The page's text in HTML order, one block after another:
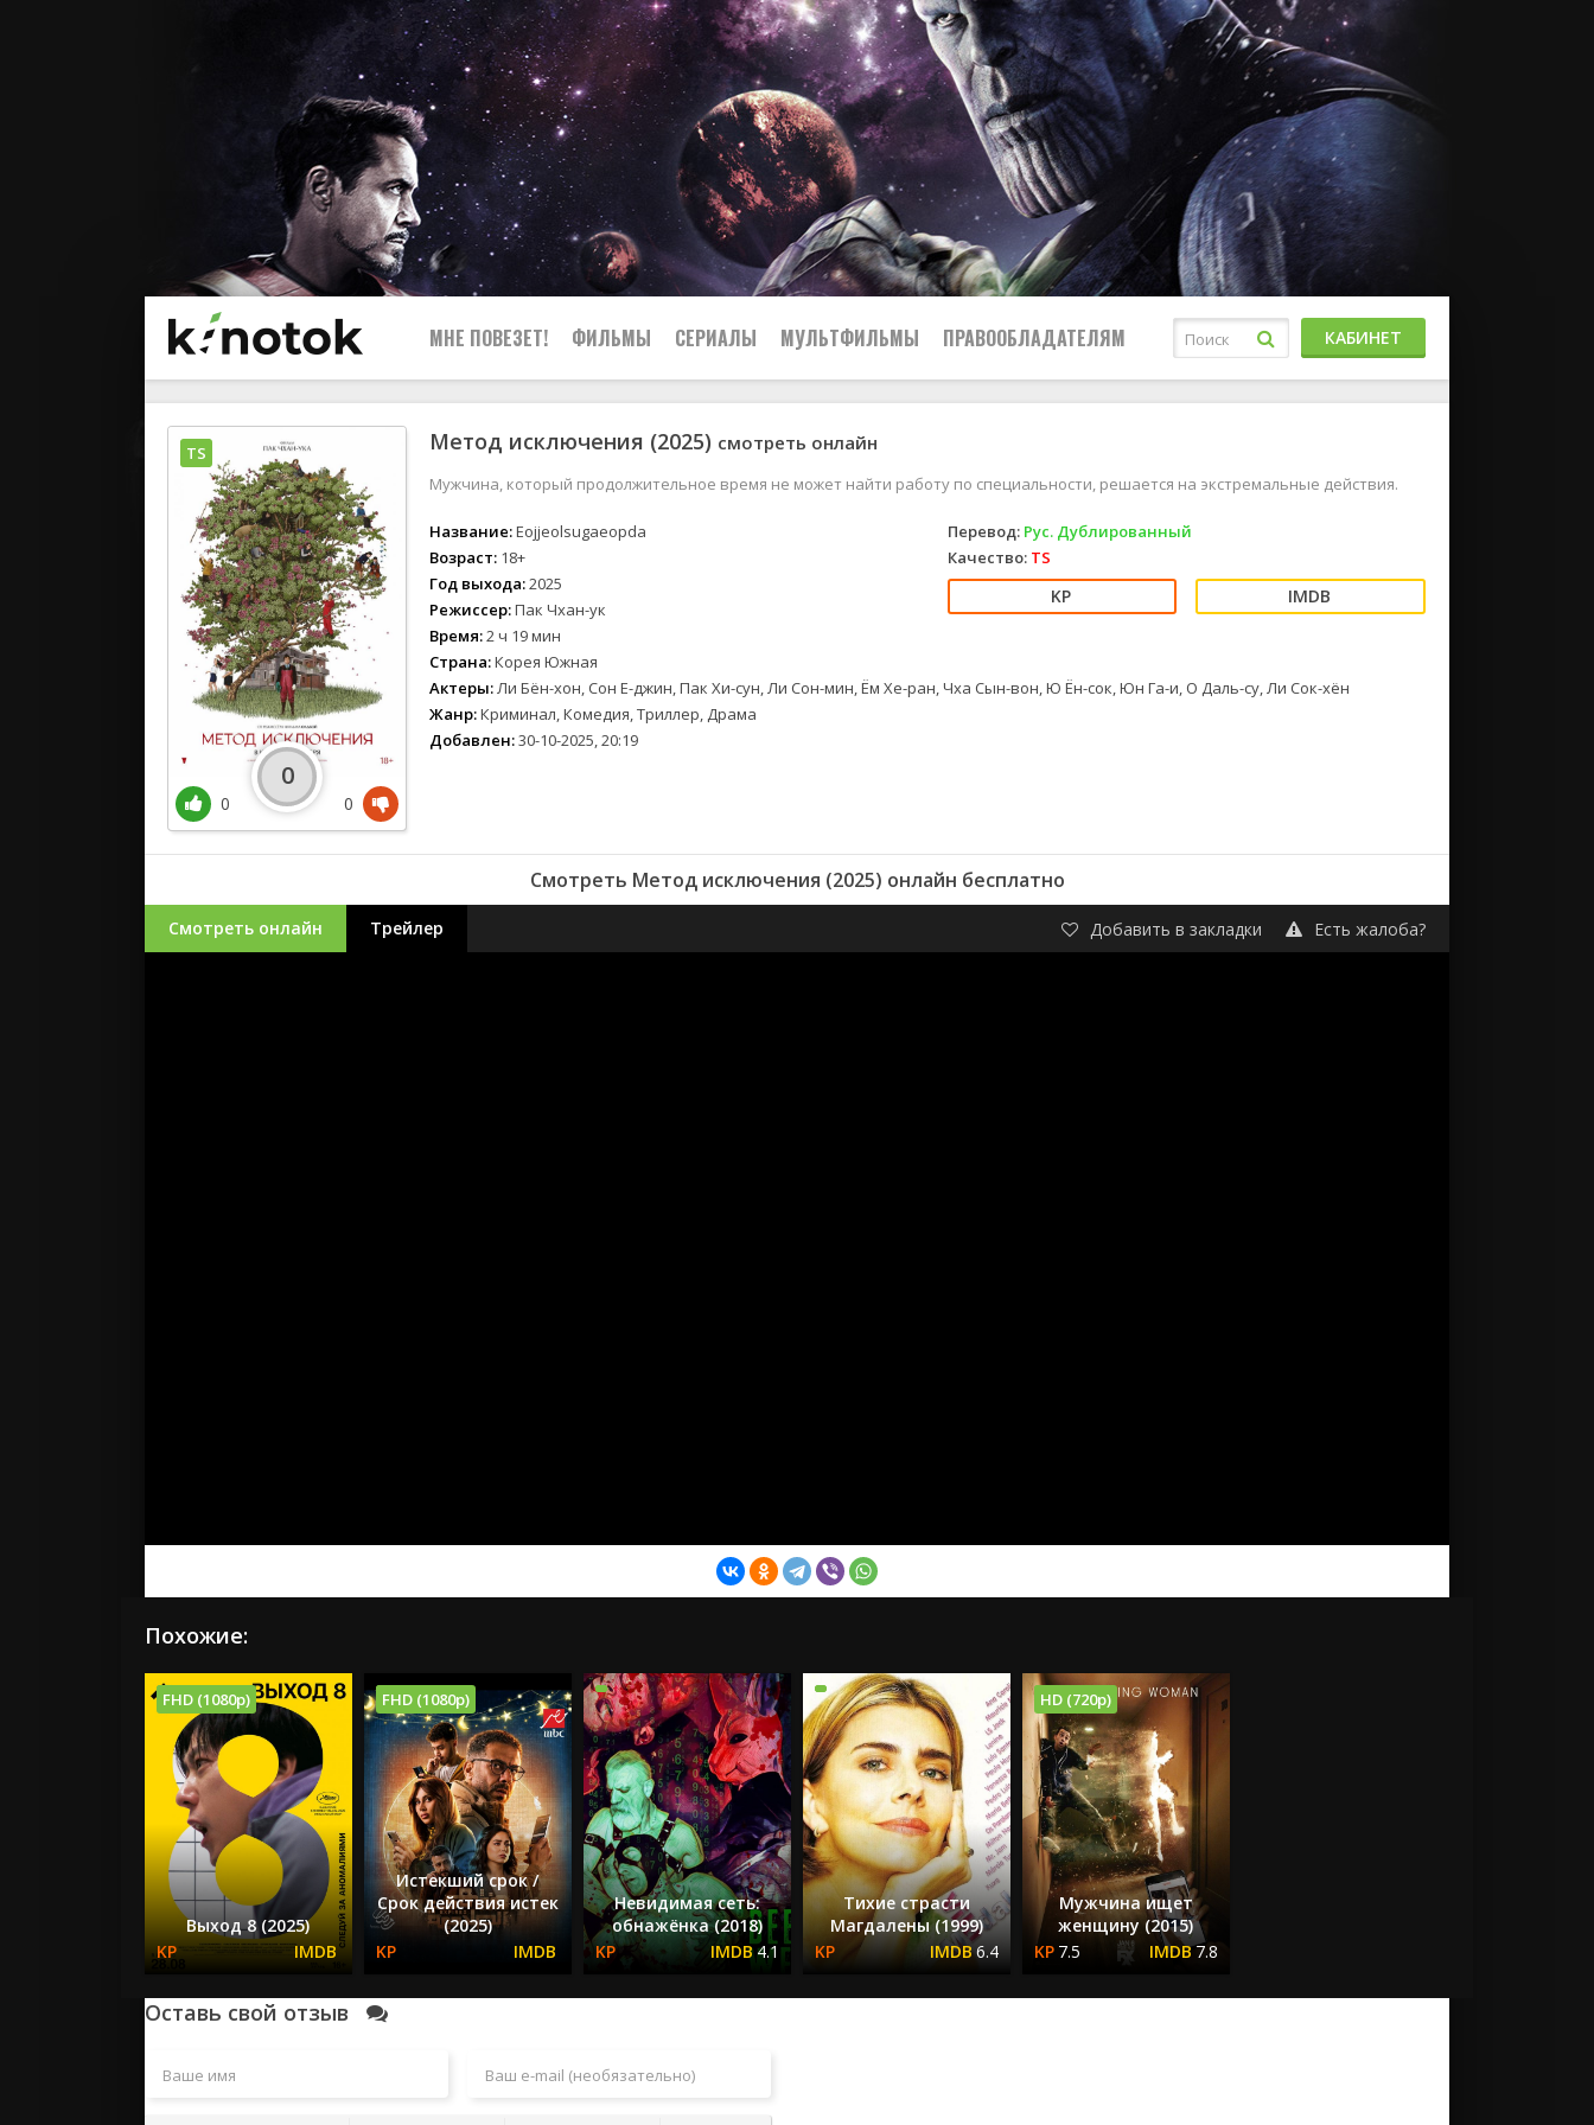
МНЕ ПОВЕЗЕТ! ФИЛЬМЫ СЕРИАЛЫ МУЛЬТФИЛЬМЫ ПРАВООБЛАДАТЕЛЯМ КАБИНЕТ
Метод исключения (2025) смотреть онлайн
Мужчина, который продолжительное время не может найти работу по специальности, решается на экстремальные действия.
Название:Eojjeolsugaeopda
Возраст: 18+
Год выхода:2025
Режиссер:Пак Чхан-ук
Время:2 ч 19 мин
Страна:Корея Южная
Перевод: Рус. Дублированный
Качество: TS
Актеры:Ли Бён-хон, Сон Е-джин, Пак Хи-сун, Ли Сон-мин, Ём Хе-ран, Чха Сын-вон, Ю Ён-сок, Юн Га-и, О Даль-су, Ли Сок-хён
Жанр:Криминал, Комедия, Триллер, Драма
Добавлен:30-10-2025, 20:19
TS
0
0
0
Смотреть Метод исключения (2025) онлайн бесплатно
Смотреть онлайн Трейлер Добавить в закладки Есть жалоба?
Похожие:
FHD (1080p)
Выход 8 (2025)
FHD (1080p)
Истекший срок /
Срок действия истек
(2025)
Невидимая сеть:
обнажёнка (2018)
4.1
Тихие страсти
Магдалены (1999)
6.4
HD (720p)
Мужчина ищет
женщину (2015)
7.5
7.8
Оставь свой отзыв